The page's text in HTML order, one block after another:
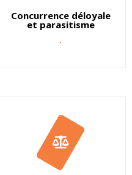
Concurrence déloyale
et parasitisme
.